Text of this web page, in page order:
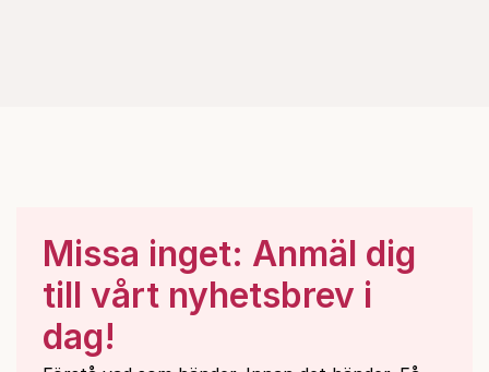
Missa inget: Anmäl dig
till vårt nyhetsbrev i
dag!